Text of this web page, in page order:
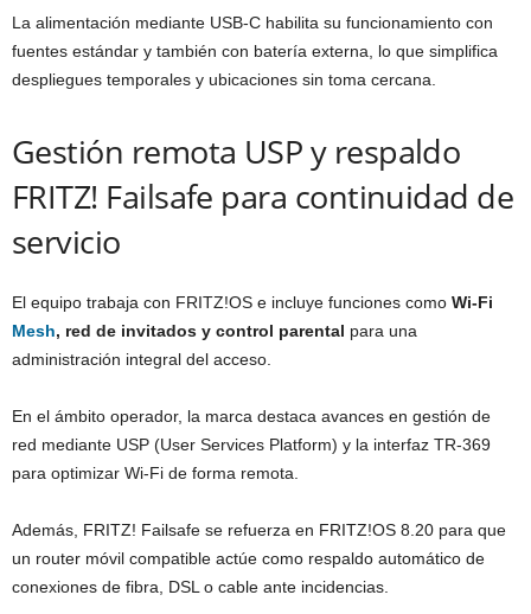
La alimentación mediante USB‑C habilita su funcionamiento con
fuentes estándar y también con batería externa, lo que simplifica
despliegues temporales y ubicaciones sin toma cercana.
Gestión remota USP y respaldo
FRITZ! Failsafe para continuidad de
servicio
El equipo trabaja con FRITZ!OS e incluye funciones como Wi‑Fi
Mesh, red de invitados y control parental para una
administración integral del acceso.
En el ámbito operador, la marca destaca avances en gestión de
red mediante USP (User Services Platform) y la interfaz TR‑369
para optimizar Wi‑Fi de forma remota.
Además, FRITZ! Failsafe se refuerza en FRITZ!OS 8.20 para que
un router móvil compatible actúe como respaldo automático de
conexiones de fibra, DSL o cable ante incidencias.